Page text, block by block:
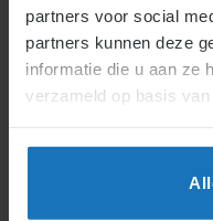
partners voor social
partners kunnen deze
informatie die u aan ze
verzameld op basis